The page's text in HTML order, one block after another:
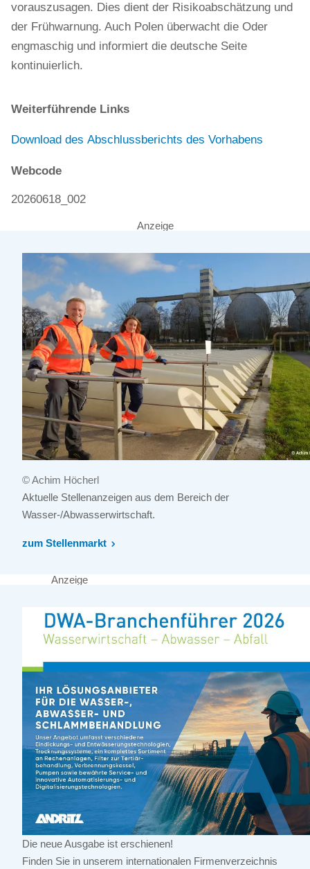
vorauszusagen. Dies dient der Risikoabschätzung und
der Frühwarnung. Auch Polen überwacht die Oder
engmaschig und informiert die deutsche Seite
kontinuierlich.
Weiterführende Links
Download des Abschlussberichts des Vorhabens
Webcode
20260618_002
Anzeige
© Achim Höcherl
Aktuelle Stellenanzeigen aus dem Bereich der
Wasser-/Abwasserwirtschaft.
zum Stellenmarkt
Anzeige
Die neue Ausgabe ist erschienen!
Finden Sie in unserem internationalen Firmenverzeichnis